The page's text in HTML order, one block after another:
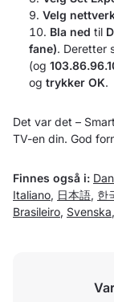
Velg
Bla ned til
fane). Deretter
(og
og trykker OK.
Det var det –
TV-en din. God
Finnes også i:
Italiano, 日本語, 한
Brasileiro, Svenska,